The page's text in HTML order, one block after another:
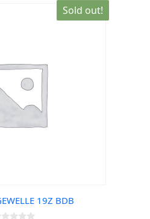
Sold out!
19Z BDB